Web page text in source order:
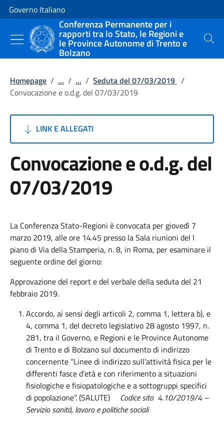
Vai al contenuto
Vai alla navigazione del sito
Governo Italiano
Conferenza Permanente per i
rapporti tra lo Stato, le Regioni e
le Province Autonome di Trento e
Bolzano
Cerca
Homepage / ... / ... / Seduta del 07/03/2019 /
Convocazione e o.d.g. del 07/03/2019
LINK E ALLEGATI
Convocazione e o.d.g. del
07/03/2019
La Conferenza Stato-Regioni è convocata per giovedì 7
marzo 2019, alle ore 14.45 presso la Sala riunioni del I
piano di Via della Stamperia, n. 8, in Roma, per esaminare il
seguente ordine del giorno:
Approvazione del report e del verbale della seduta del 21
febbraio 2019.
Accordo, ai sensi degli articoli 2, comma 1, lettera b), e
4, comma 1, del decreto legislativo 28 agosto 1997, n.
281, tra il Governo, e Regioni e le Province Autonome
di Trento e di Bolzano sul documento di indirizzo
concernente “Linee di indirizzo sull’attività fisica per le
differenti fasce d’età e con riferimento a situazioni
fisiologiche e fisiopatologiche e a sottogruppi specifici
di popolazione”. (SALUTE) Codice sito 4.10/2019/4 –
Servizio sanità, lavoro e politiche sociali